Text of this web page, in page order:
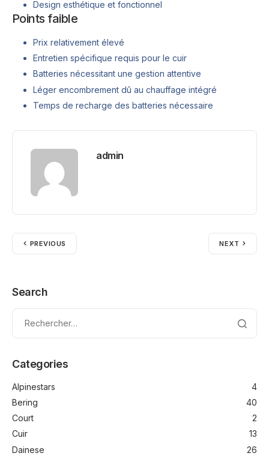
Design esthétique et fonctionnel
Points faible
Prix relativement élevé
Entretien spécifique requis pour le cuir
Batteries nécessitant une gestion attentive
Léger encombrement dû au chauffage intégré
Temps de recharge des batteries nécessaire
admin
PREVIOUS NEXT
Search
Categories
Alpinestars
4
Bering
40
Court
2
Cuir
13
Dainese
26